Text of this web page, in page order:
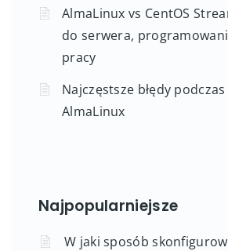
AlmaLinux vs CentOS
do serwera,
pracy
Najczęstsze błędy
AlmaLinux
Najpopularniejsze
W jaki sposób